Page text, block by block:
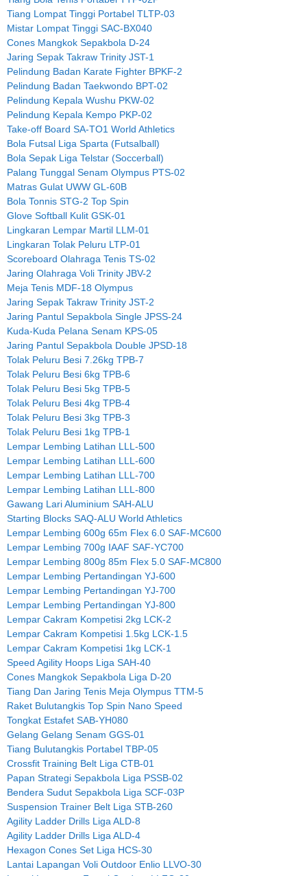
Tiang Lompat Tinggi Portabel TLTP-03
Mistar Lompat Tinggi SAC-BX040
Cones Mangkok Sepakbola D-24
Jaring Sepak Takraw Trinity JST-1
Pelindung Badan Karate Fighter BPKF-2
Pelindung Badan Taekwondo BPT-02
Pelindung Kepala Wushu PKW-02
Pelindung Kepala Kempo PKP-02
Take-off Board SA-TO1 World Athletics
Bola Futsal Liga Sparta (Futsalball)
Bola Sepak Liga Telstar (Soccerball)
Palang Tunggal Senam Olympus PTS-02
Matras Gulat UWW GL-60B
Bola Tonnis STG-2 Top Spin
Glove Softball Kulit GSK-01
Lingkaran Lempar Martil LLM-01
Lingkaran Tolak Peluru LTP-01
Scoreboard Olahraga Tenis TS-02
Jaring Olahraga Voli Trinity JBV-2
Meja Tenis MDF-18 Olympus
Jaring Sepak Takraw Trinity JST-2
Jaring Pantul Sepakbola Single JPSS-24
Kuda-Kuda Pelana Senam KPS-05
Jaring Pantul Sepakbola Double JPSD-18
Tolak Peluru Besi 7.26kg TPB-7
Tolak Peluru Besi 6kg TPB-6
Tolak Peluru Besi 5kg TPB-5
Tolak Peluru Besi 4kg TPB-4
Tolak Peluru Besi 3kg TPB-3
Tolak Peluru Besi 1kg TPB-1
Lempar Lembing Latihan LLL-500
Lempar Lembing Latihan LLL-600
Lempar Lembing Latihan LLL-700
Lempar Lembing Latihan LLL-800
Gawang Lari Aluminium SAH-ALU
Starting Blocks SAQ-ALU World Athletics
Lempar Lembing 600g 65m Flex 6.0 SAF-MC600
Lempar Lembing 700g IAAF SAF-YC700
Lempar Lembing 800g 85m Flex 5.0 SAF-MC800
Lempar Lembing Pertandingan YJ-600
Lempar Lembing Pertandingan YJ-700
Lempar Lembing Pertandingan YJ-800
Lempar Cakram Kompetisi 2kg LCK-2
Lempar Cakram Kompetisi 1.5kg LCK-1.5
Lempar Cakram Kompetisi 1kg LCK-1
Speed Agility Hoops Liga SAH-40
Cones Mangkok Sepakbola Liga D-20
Tiang Dan Jaring Tenis Meja Olympus TTM-5
Raket Bulutangkis Top Spin Nano Speed
Tongkat Estafet SAB-YH080
Gelang Gelang Senam GGS-01
Tiang Bulutangkis Portabel TBP-05
Crossfit Training Belt Liga CTB-01
Papan Strategi Sepakbola Liga PSSB-02
Bendera Sudut Sepakbola Liga SCF-03P
Suspension Trainer Belt Liga STB-260
Agility Ladder Drills Liga ALD-8
Agility Ladder Drills Liga ALD-4
Hexagon Cones Set Liga HCS-30
Lantai Lapangan Voli Outdoor Enlio LLVO-30